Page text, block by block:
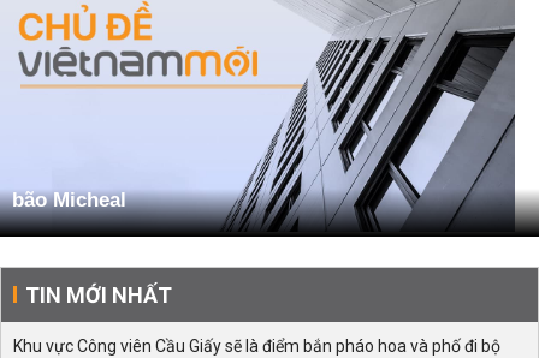
bão Micheal
TIN MỚI NHẤT
Khu vực Công viên Cầu Giấy sẽ là điểm bắn pháo hoa và phố đi bộ